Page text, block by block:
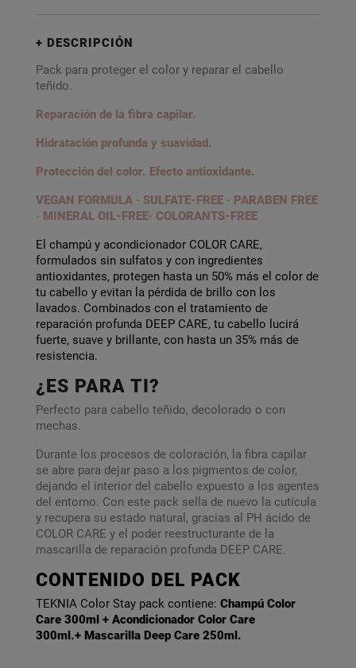
DESCRIPCIÓN
Pack para proteger el color y reparar el cabello
teñido.
Reparación de la fibra capilar.
Hidratación profunda y suavidad.
Protección del color. Efecto antioxidante.
VEGAN FORMULA · SULFATE-FREE · PARABEN FREE
· MINERAL OIL-FREE· COLORANTS-FREE
El champú y acondicionador COLOR CARE,
formulados sin sulfatos y con ingredientes
antioxidantes, protegen hasta un 50% más el color de
tu cabello y evitan la pérdida de brillo con los
lavados. Combinados con el tratamiento de
reparación profunda DEEP CARE, tu cabello lucirá
fuerte, suave y brillante, con hasta un 35% más de
resistencia.
¿ES PARA TI?
Perfecto para cabello teñido, decolorado o con
mechas.
Durante los procesos de coloración, la fibra capilar
se abre para dejar paso a los pigmentos de color,
dejando el interior del cabello expuesto a los agentes
del entorno. Con este pack sella de nuevo la cutícula
y recupera su estado natural, gracias al PH ácido de
COLOR CARE y el poder reestructurante de la
mascarilla de reparación profunda DEEP CARE.
CONTENIDO DEL PACK
TEKNIA Color Stay pack contiene: Champú Color
Care 300ml + Acondicionador Color Care
300ml.+ Mascarilla Deep Care 250ml.